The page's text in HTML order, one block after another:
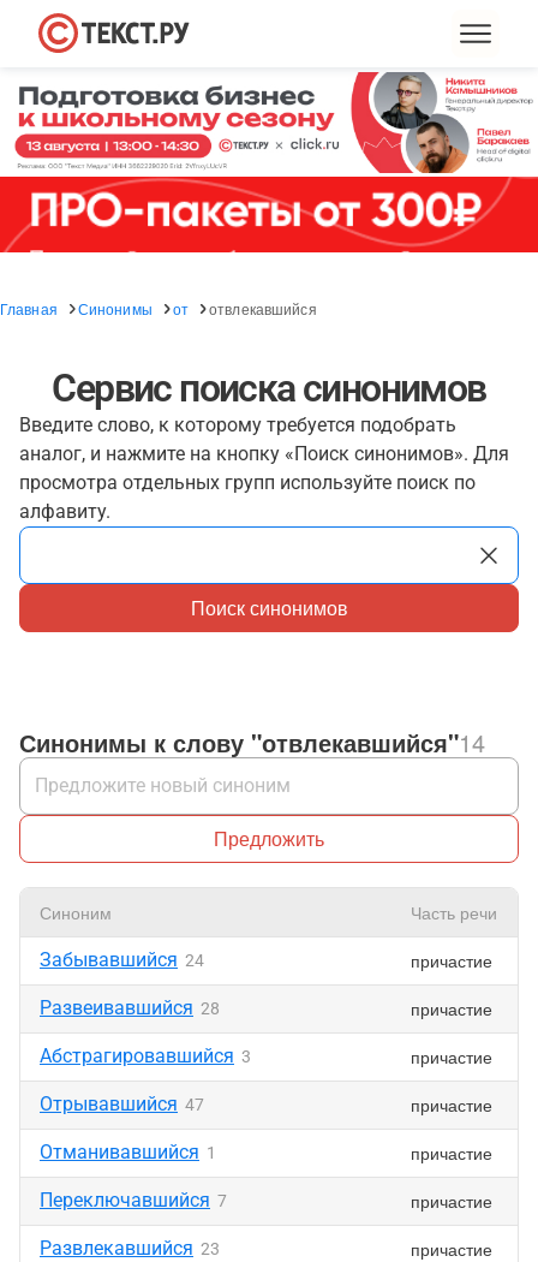
Главная Синонимы от отвлекавшийся
Сервис поиска синонимов
Введите слово, к которому требуется подобрать
аналог, и нажмите на кнопку «Поиск синонимов». Для
просмотра отдельных групп используйте поиск по
алфавиту.
Поиск синонимов
Синонимы к слову "отвлекавшийся"14
Предложить
Синоним Часть речи
Забывавшийся 24 причастие
Развеивавшийся 28 причастие
Абстрагировавшийся 3 причастие
Отрывавшийся 47 причастие
Отманивавшийся 1 причастие
Переключавшийся 7 причастие
Развлекавшийся 23 причастие